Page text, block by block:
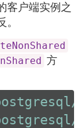
客户端实例之
方